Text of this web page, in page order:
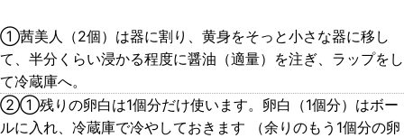
①茜美人（2個）は器に割り、黄身をそっと小さな器に移し
て、半分くらい浸かる程度に醤油（適量）を注ぎ、ラップをし
て冷蔵庫へ。
②①残りの卵白は1個分だけ使います。卵白（1個分）はボー
ルに入れ、冷蔵庫で冷やしておきます （余りのもう1個分の卵